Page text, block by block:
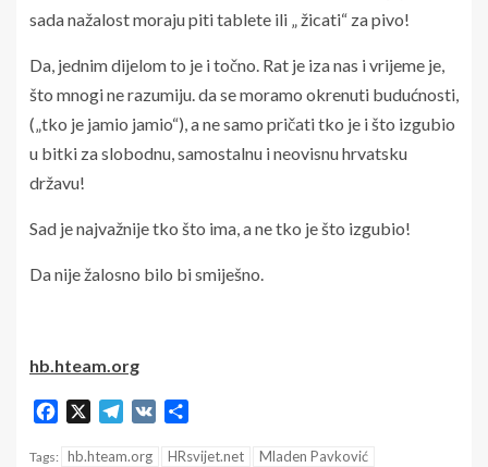
sada nažalost moraju piti tablete ili „ žicati“ za pivo!
Da, jednim dijelom to je i točno. Rat je iza nas i vrijeme je,
što mnogi ne razumiju. da se moramo okrenuti budućnosti,
(„tko je jamio jamio“), a ne samo pričati tko je i što izgubio
u bitki za slobodnu, samostalnu i neovisnu hrvatsku
državu!
Sad je najvažnije tko što ima, a ne tko je što izgubio!
Da nije žalosno bilo bi smiješno.
hb.hteam.org
Facebook Telegram
VK
Tags: hb.hteam.org HRsvijet.net Mladen Pavković